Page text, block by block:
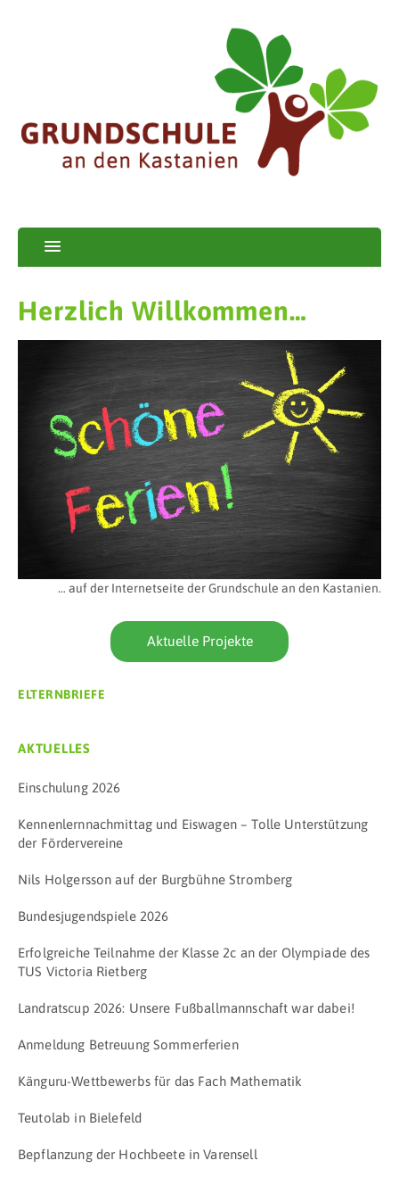
Herzlich Willkommen…
… auf der Internetseite der Grundschule an den Kastanien.
Aktuelle Projekte
ELTERNBRIEFE
AKTUELLES
Einschulung 2026
Kennenlernnachmittag und Eiswagen – Tolle Unterstützung
der Fördervereine
Nils Holgersson auf der Burgbühne Stromberg
Bundesjugendspiele 2026
Erfolgreiche Teilnahme der Klasse 2c an der Olympiade des
TUS Victoria Rietberg
Landratscup 2026: Unsere Fußballmannschaft war dabei!
Anmeldung Betreuung Sommerferien
Känguru-Wettbewerbs für das Fach Mathematik
Teutolab in Bielefeld
Bepflanzung der Hochbeete in Varensell